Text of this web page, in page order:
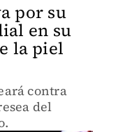
por su
en su
la piel
contra
del